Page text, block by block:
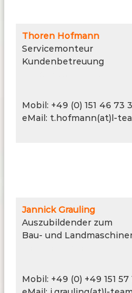
Thoren Hofmann
Servicemonteur
Kundenbetreuung
Mobil: +49 (0) 151 46 73
eMail: t.hofmann(at)l-
Jannick Grauling
Auszubildender zum
Bau- und
Mobil: +49 (0) +49 151 57